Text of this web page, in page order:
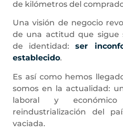
de kilómetros del
Una visión de negocio
de una actitud que sigue
de identidad:ser
establecido.
Es así como hemos
somos en la actualidad:
laboral y
reindustrialización del
vaciada.